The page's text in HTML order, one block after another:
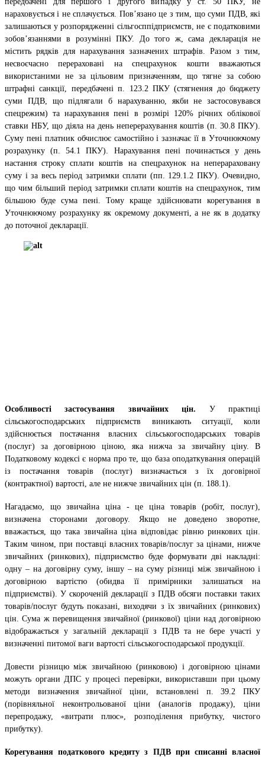
нараховується і не сплачується. Пов’язано це з тим, що суми ПДВ, які
залишаються у розпорядженні сільгосппідприємств, не є податковими
зобов’язаннями в розумінні ПКУ. До того ж, сама декларація не
містить рядків для нарахування зазначених штрафів. Разом з тим,
несвоєчасно перераховані на спецрахунок кошти вважаються
використаними не за цільовим призначенням, що тягне за собою
штрафні санкції, передбачені п. 123.2 ПКУ (стягнення до бюджету
суми ПДВ, що підлягали б нарахуванню, якби не застосовувався
спецрежим) та нарахування пені в розмірі 120% річних облікової
ставки НБУ, що діяла на день неперерахування коштів (п. 30.8 ПКУ).
Суму пені платник обчислює самостійно і зазначає її в Уточнюючому
розрахунку (п. 54.1 ПКУ). Нарахування пені починається у день
настання строку сплати коштів на спецрахунок на неперараховану
суму і за весь період затримки сплати (пп. 129.1.2 ПКУ). Очевидно,
що чим більший період затримки сплати коштів на спецрахунок, тим
більшою буде сума пені. Тому краще здійснювати корегування в
Уточнюючому розрахунку як окремому документі, а не як в додатку
до поточної декларації.
Особливості застосування звичайних цін. У практиці
сільськогосподарських підприємств виникають ситуації, коли
здійснюється постачання власних сільськогосподарських товарів
(послуг) за договірною ціною, яка нижча за звичайну ціну. В
Податковому кодексі є норма про те, що база оподаткування операцій
із постачання товарів (послуг) визначається з їх договірної
(контрактної) вартості, але не нижче звичайних цін (п. 188.1).
Нагадаємо, що звичайна ціна - це ціна товарів (робіт, послуг),
визначена сторонами договору. Якщо не доведено зворотне,
вважається, що така звичайна ціна відповідає рівню ринкових цін.
Таким чином, при поставці власних товарів/послуг за цінами, нижче
звичайних (ринкових), підприємство буде формувати дві накладні:
одну – на договірну суму, іншу – на суму різниці між звичайною і
договірною вартістю (обидва її примірники залишаться на
підприємстві). У скороченій декларації з ПДВ обсяги поставки таких
товарів/послуг будуть показані, виходячи з їх звичайних (ринкових)
цін. Сума ж перевищення звичайної (ринкової) ціни над договірною
відображається у загальній декларації з ПДВ та не бере участі у
визначенні питомої ваги вартості сільськогосподарської продукції.
Довести різницю між звичайною (ринковою) і договірною цінами
можуть органи ДПС у процесі перевірки, використавши при цьому
методи визначення звичайної ціни, встановлені п. 39.2 ПКУ
(порівняльної неконтрольованої ціни (аналогів продажу), ціни
перепродажу, «витрати плюс», розподілення прибутку, чистого
прибутку).
Корегування податкового кредиту з ПДВ при списанні власної